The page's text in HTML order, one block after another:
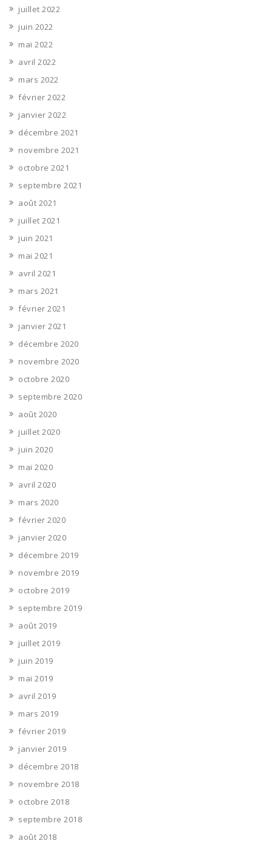
juillet 2022
juin 2022
mai 2022
avril 2022
mars 2022
février 2022
janvier 2022
décembre 2021
novembre 2021
octobre 2021
septembre 2021
août 2021
juillet 2021
juin 2021
mai 2021
avril 2021
mars 2021
février 2021
janvier 2021
décembre 2020
novembre 2020
octobre 2020
septembre 2020
août 2020
juillet 2020
juin 2020
mai 2020
avril 2020
mars 2020
février 2020
janvier 2020
décembre 2019
novembre 2019
octobre 2019
septembre 2019
août 2019
juillet 2019
juin 2019
mai 2019
avril 2019
mars 2019
février 2019
janvier 2019
décembre 2018
novembre 2018
octobre 2018
septembre 2018
août 2018